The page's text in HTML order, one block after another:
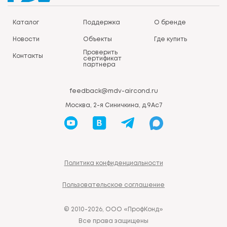
Каталог Поддержка О бренде
Новости Объекты Где купить
Контакты
Проверить
сертификат
партнера
feedback@mdv-aircond.ru
Москва, 2-я Синичкина, д.9Ас7
Политика конфиденциальности
Пользовательское соглашение
© 2010-2026, ООО «ПрофКонд»
Все права защищены